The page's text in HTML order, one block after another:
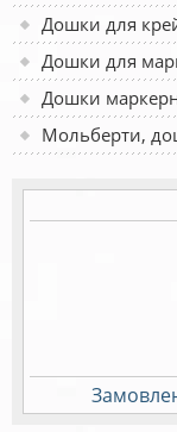
Дошки для
Дошки для
Дошки
Мольберти,